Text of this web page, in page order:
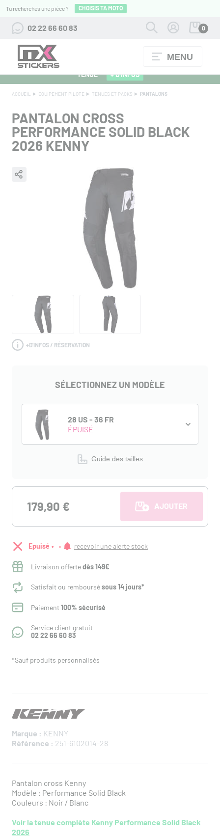
Tu recherches une pièce ? CHOISIS TA MOTO
02 22 66 60 83 0
MENU
ALPINESTARS 27 : FLOCAGE OFFERT POUR L'ACHAT D'UNE
TENUE
+ D'INFOS
ACCUEIL EQUIPEMENT PILOTE TENUES ET PACKS PANTALONS
PANTALON CROSS
PERFORMANCE SOLID BLACK
2026 KENNY
+D'INFOS / RÉSERVATION
SÉLECTIONNEZ UN MODÈLE
28 US - 36 FR
ÉPUISÉ
Guide des tailles
179,90 € AJOUTER AU
Epuisé recevoir une alerte stock
Livraison offertedès 149€
Satisfait ou remboursésous 14 jours*
Paiement100% sécurisé
Service client gratuit
02 22 66 60 83
*Sauf produits personnalisés
Marque : KENNY
Référence : 251-6102014-28
Pantalon cross Kenny
Modèle : Performance Solid Black
Couleurs : Noir / Blanc
Voir la tenue complète Kenny Performance Solid Black
2026